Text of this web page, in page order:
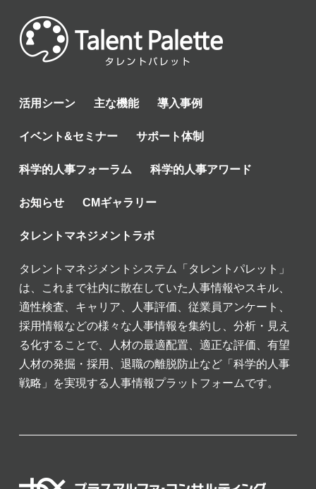
活用シーン 主な機能 導入事例
イベント&セミナー サポート体制
科学的人事フォーラム 科学的人事アワード
お知らせ CMギャラリー
タレントマネジメントラボ
タレントマネジメントシステム「タレントパレット」
は、これまで社内に散在していた人事情報やスキル、
適性検査、キャリア、人事評価、従業員アンケート、
採用情報などの様々な人事情報を集約し、分析・見え
る化することで、人材の最適配置、適正な評価、有望
人材の発掘・採用、退職の離脱防止など「科学的人事
戦略」を実現する人事情報プラットフォームです。